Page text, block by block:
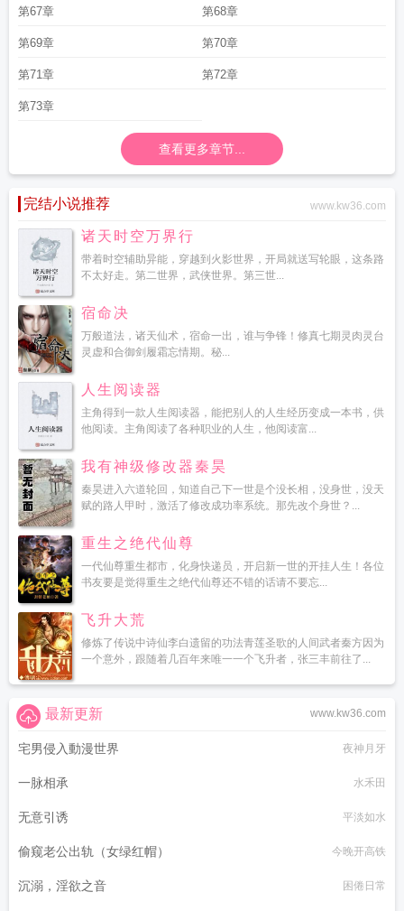
第67章 第68章
第69章 第70章
第71章 第72章
第73章
查看更多章节...
完结小说推荐 www.kw36.com
诸天时空万界行
带着时空辅助异能，穿越到火影世界，开局就送写轮眼，这条路
不太好走。第二世界，武侠世界。第三世...
宿命决
万般道法，诸天仙术，宿命一出，谁与争锋！修真七期灵肉灵台
灵虚和合御剑履霜忘情期。秘...
人生阅读器
主角得到一款人生阅读器，能把别人的人生经历变成一本书，供
他阅读。主角阅读了各种职业的人生，他阅读富...
我有神级修改器秦昊
秦昊进入六道轮回，知道自己下一世是个没长相，没身世，没天
赋的路人甲时，激活了修改成功率系统。那先改个身世？...
重生之绝代仙尊
一代仙尊重生都市，化身快递员，开启新一世的开挂人生！各位
书友要是觉得重生之绝代仙尊还不错的话请不要忘...
飞升大荒
修炼了传说中诗仙李白遗留的功法青莲圣歌的人间武者秦方因为
一个意外，跟随着几百年来唯一一个飞升者，张三丰前往了...
www.kw36.com
最新更新
宅男侵入動漫世界 夜神月牙
一脉相承 水禾田
无意引诱 平淡如水
偷窥老公出轨（女绿红帽） 今晚开高铁
沉溺，淫欲之音 困倦日常